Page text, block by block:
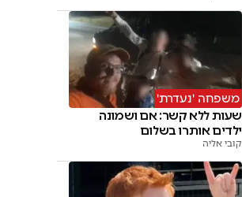
משפחה 'נעדרת'
שעות ללא קשר: אם ושמונה
ילדים אותרו בשלום
קובי אליה